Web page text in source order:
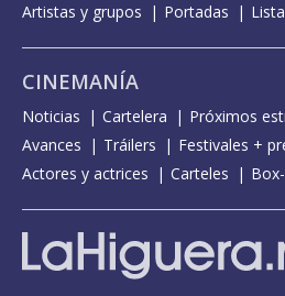
Artistas y grupos
Portadas
CINEMANÍA
Noticias Cartelera Próximos
Avances
Tráilers
Festivales +
Actores y actrices
Carteles